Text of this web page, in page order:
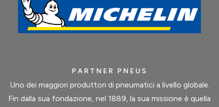
PARTNER PNEUS
Uno dei maggiori produttori di pneumatici a livello globale.
Fin dalla sua fondazione, nel 1889, la sua missione è quella